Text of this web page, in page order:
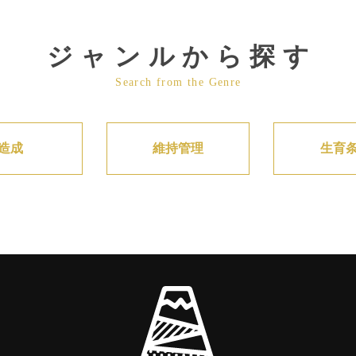
ジャンルから探す
Search from the Genre
成 維持管理 生育